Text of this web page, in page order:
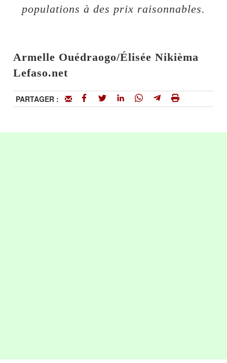
populations à des prix raisonnables.
Armelle Ouédraogo/Élisée Nikièma
Lefaso.net
PARTAGER :